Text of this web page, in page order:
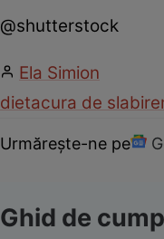
@shutterstock
Ela Simion
dietacura de slabire
Urmărește-ne pe
Ghid de